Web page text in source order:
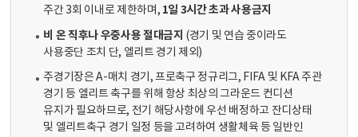
주간 3회 이내로 제한하며, 1일 3시간 초과 사용금지
비 온 직후나 우중사용 절대금지 (경기 및 연습 중이라도
사용중단 조치 단, 엘리트 경기 제외)
주경기장은 A-매치 경기, 프로축구 정규리그, FIFA 및 KFA 주관
경기 등 엘리트 축구를 위해 항상 최상의 그라운드 컨디션
유지가 필요하므로, 전기 해당사항에 우선 배정하고 잔디상태
및 엘리트축구 경기 일정 등을 고려하여 생활체육 등 일반인